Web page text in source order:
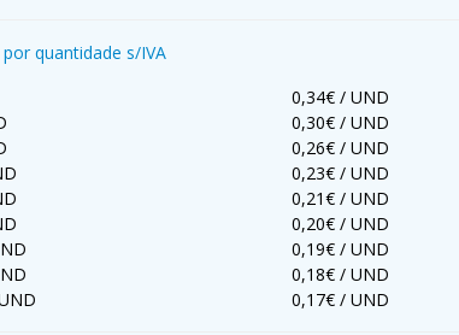
quantidade s/IVA
0,34€ / UND
0,30€ / UND
0,26€ / UND
0,23€ / UND
0,21€ / UND
0,20€ / UND
0,19€ / UND
0,18€ / UND
0,17€ / UND